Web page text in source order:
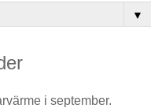
▼
i september.